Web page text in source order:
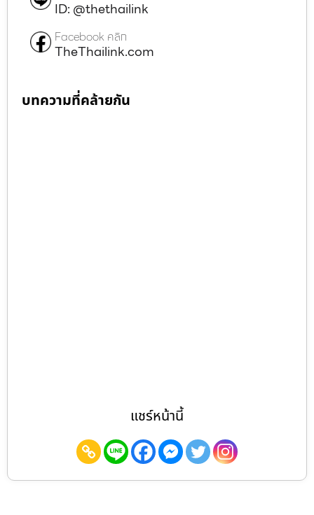
ID: @thethailink
Facebook คลิก
TheThailink.com
บทความที่คล้ายกัน
แชร์หน้านี้